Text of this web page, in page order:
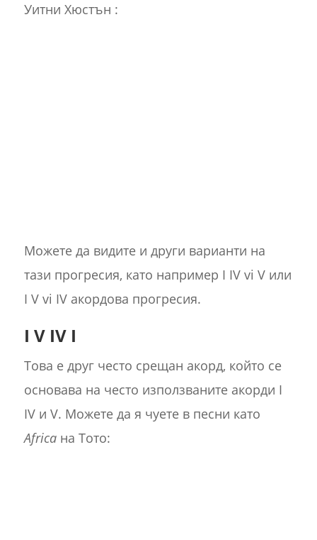
Уитни Хюстън :
Можете да видите и други варианти на
тази прогресия, като например I IV vi V или
I V vi IV акордова прогресия.
I V IV I
Това е друг често срещан акорд, който се
основава на често използваните акорди I
IV и V. Можете да я чуете в песни като
Africaна Тото: